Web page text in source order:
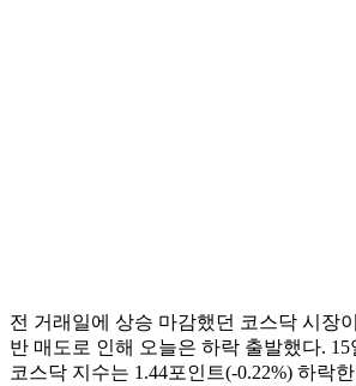
전 거래일에 상승 마감했던 코스닥 시장
반 매도로 인해 오늘은 하락 출발했다. 15
코스닥 지수는 1.44포인트(-0.22%) 하락